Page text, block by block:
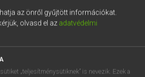
KERESÉS
szótár
az önről gyűjtött információkat.
olvasd el az adatvédelmi
„teljesítménysütiknek” is nevezik. Ezek a
9 ö ü ó